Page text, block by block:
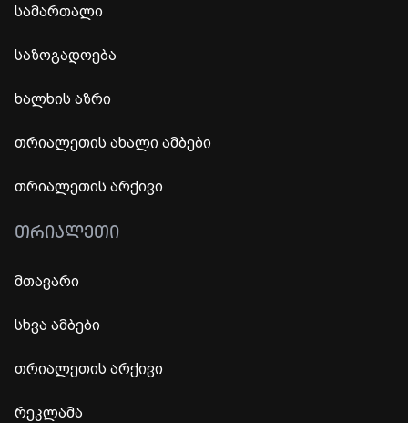
სამართალი
საზოგადოება
ხალხის აზრი
თრიალეთის ახალი ამბები
თრიალეთის არქივი
ᲗᲠᲘᲐᲚᲔᲗᲘ
მთავარი
სხვა ამბები
თრიალეთის არქივი
რეკლამა